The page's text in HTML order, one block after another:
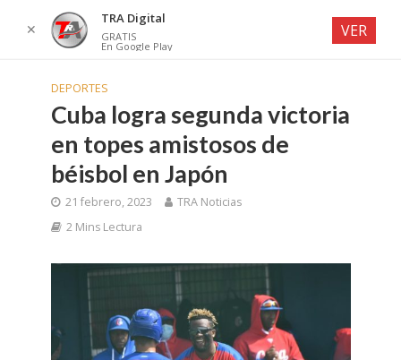
DEPORTES
Cuba logra segunda victoria
en topes amistosos de
béisbol en Japón
21 febrero, 2023
TRA Noticias
2 Mins Lectura
✕
TRA Digital
GRATIS
En Google Play
VER